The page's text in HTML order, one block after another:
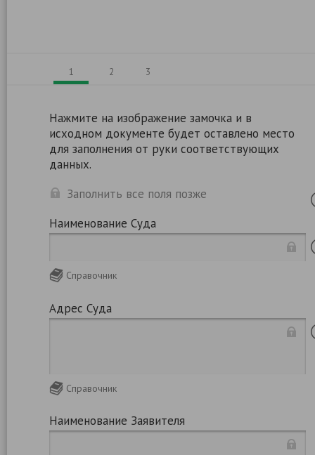
1 2 3
Нажмите на изображение замочка и в
исходном документе будет оставлено место
для заполнения от руки соответствующих
данных.
Заполнить все поля позже
Наименование Суда
Справочник
Адрес Суда
Справочник
Наименование Заявителя